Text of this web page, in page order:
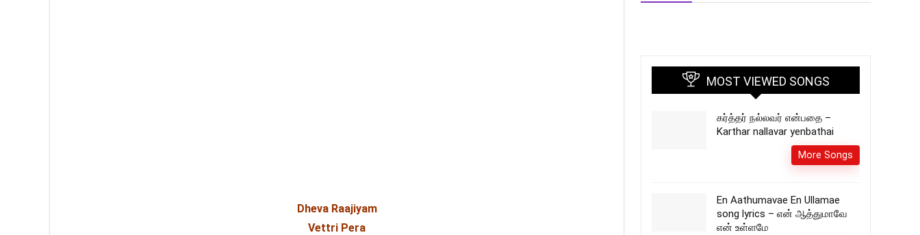
Dheva Raajiyam
Vettri Pera
MOST VIEWED SONGS
கர்த்தர் நல்லவர் என்பதை –
Karthar nallavar yenbathai
More Songs
En Aathumavae En Ullamae
song lyrics – என் ஆத்துமாவே
என் உள்ளமே